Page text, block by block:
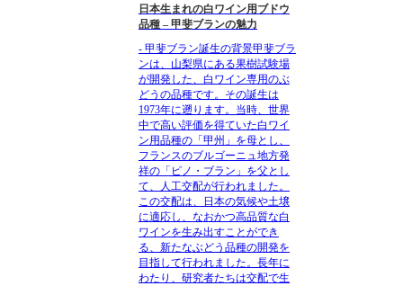
日本生まれの白ワイン用ブドウ
品種 – 甲斐ブランの魅力
- 甲斐ブラン誕生の背景甲斐ブラ
ンは、山梨県にある果樹試験場
が開発した、白ワイン専用のぶ
どうの品種です。その誕生は
1973年に遡ります。当時、世界
中で高い評価を得ていた白ワイ
ン用品種の「甲州」を母とし、
フランスのブルゴーニュ地方発
祥の「ピノ・ブラン」を父とし
て、人工交配が行われました。
この交配は、日本の気候や土壌
に適応し、なおかつ高品質な白
ワインを生み出すことができ
る、新たなぶどう品種の開発を
目指して行われました。長年に
わたり、研究者たちは交配で生